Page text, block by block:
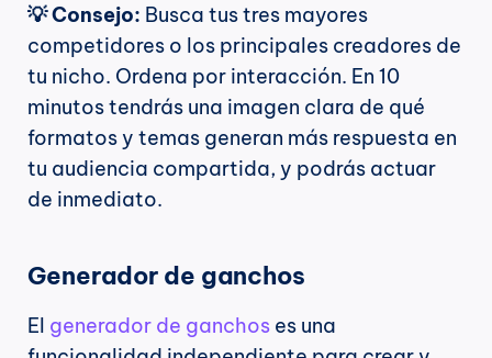
💡 Consejo: Busca tus tres mayores
competidores o los principales creadores de
tu nicho. Ordena por interacción. En 10
minutos tendrás una imagen clara de qué
formatos y temas generan más respuesta en
tu audiencia compartida, y podrás actuar
de inmediato.
Generador de ganchos
El generador de ganchos es una